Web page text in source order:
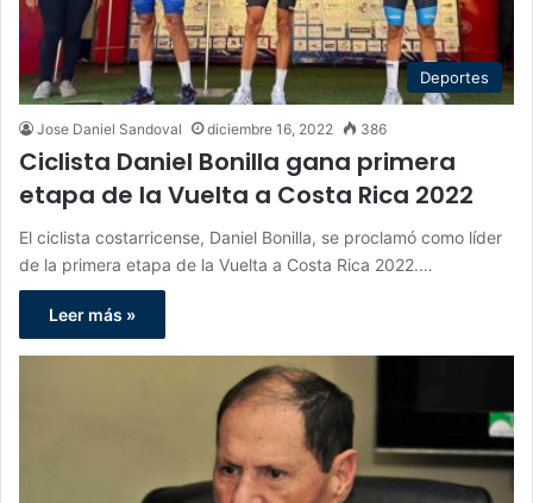
Deportes
Jose Daniel Sandoval diciembre 16, 2022 386
Ciclista Daniel Bonilla gana primera
etapa de la Vuelta a Costa Rica 2022
El ciclista costarricense, Daniel Bonilla, se proclamó como líder
de la primera etapa de la Vuelta a Costa Rica 2022.…
Leer más »